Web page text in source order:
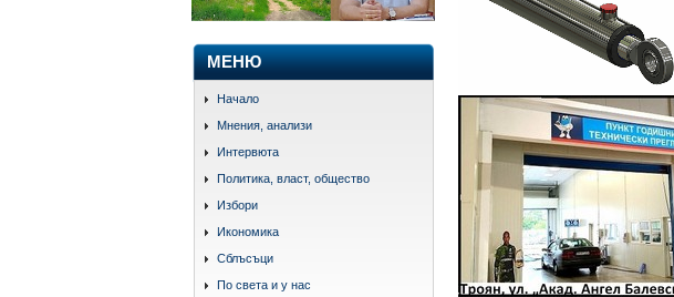
МЕНЮ
Начало
Мнения, анализи
Интервюта
Политика, власт, общество
Избори
Икономика
Сблъсъци
По света и у нас